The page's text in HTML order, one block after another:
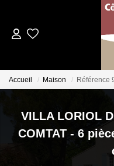
Qui
Les
Accueil Maison Référence
VILLA LORIOL
COMTAT - 6